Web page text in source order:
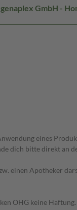
GmbH -
eines
dich bitte direkt an
einen Apotheker
OHG keine